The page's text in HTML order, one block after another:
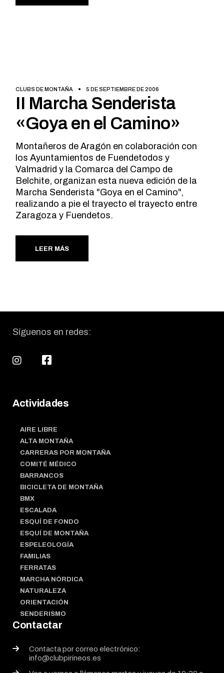
CLUBS DE MONTAÑA 5 DE SEPTIEMBRE DE 2006
II Marcha Senderista
«Goya en el Camino»
Montañeros de Aragón en colaboración con
los Ayuntamientos de Fuendetodos y
Valmadrid y la Comarca del Campo de
Belchite, organizan esta nueva edición de la
Marcha Senderista "Goya en el Camino",
realizando a pie el trayecto el trayecto entre
Zaragoza y Fuendetos.
LEER MÁS
Síguenos en redes:
Actividades
AIRE LIBRE
ALTA MONTAÑA
CARRERAS POR MONTAÑA
COMITÉ MÉDICO
BARRANCOS
BICICLETA DE MONTAÑA
BMX
ESCALADA
ESQUÍ DE FONDO
ESQUÍ DE MONTAÑA
ESPELEOLOGÍA
FAMILIAS
FERRATAS
MARCHA NÓRDICA
NATURALEZA
ORIENTACIÓN
SENDERISMO
Contactar
Contacta por correo electrónico:
info@clubpirineos.es